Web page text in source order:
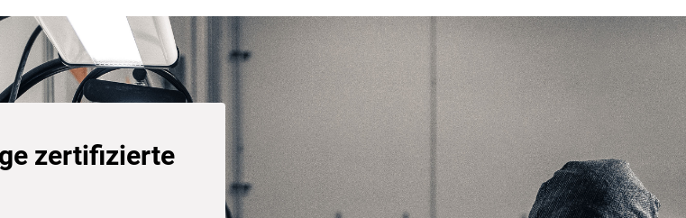
zertifizierte